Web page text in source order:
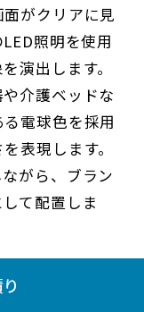
がクリアに見
照明を使用
演出します。
介護ベッドな
電球色を採用
表現します。
がら、ブラン
て配置しま
境の構築